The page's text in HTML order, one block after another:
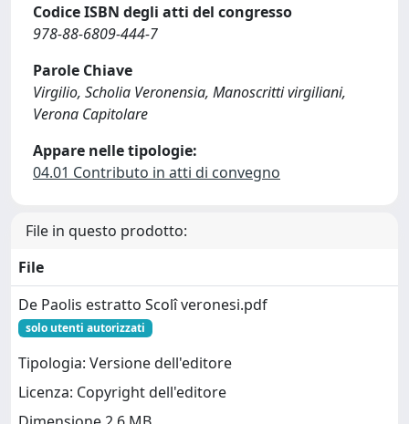
Codice ISBN degli atti del congresso
978-88-6809-444-7
Parole Chiave
Virgilio, Scholia Veronensia, Manoscritti virgiliani,
Verona Capitolare
Appare nelle tipologie:
04.01 Contributo in atti di convegno
File in questo prodotto:
File
De Paolis estratto Scolî veronesi.pdf
solo utenti autorizzati
Tipologia: Versione dell'editore
Licenza: Copyright dell'editore